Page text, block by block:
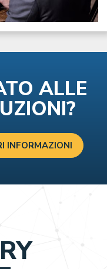
ALLE
INFORMAZIONI